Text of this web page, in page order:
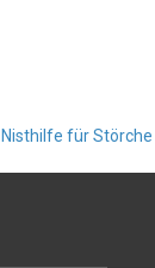
Nisthilfe für